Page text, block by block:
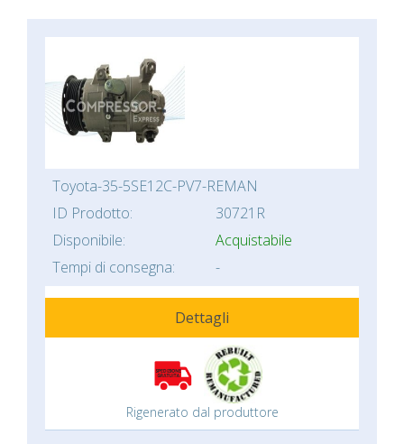
Toyota-35-5SE12C-PV7-REMAN
ID Prodotto:
30721R
Disponibile:
Acquistabile
Tempi di consegna:
-
Dettagli
Rigenerato dal produttore